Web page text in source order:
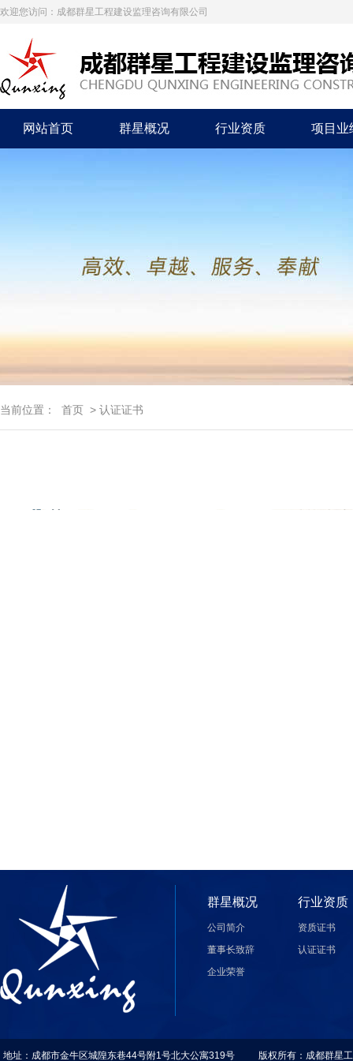
欢迎您访问：成都群星工程建设监理咨询有限公司
网站首页 群星概况 行业资质 项目业
当前位置： 首页 > 认证证书
群星概况
公司简介
董事长致辞
企业荣誉
行业资质
资质证书
认证证书
地址：成都市金牛区城隍东巷44号附1号北大公寓319号 版权所有：成都群星